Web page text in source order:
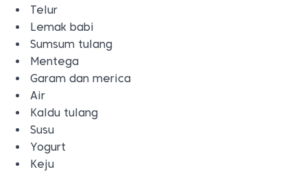
Telur
Lemak babi
Sumsum tulang
Mentega
Garam dan merica
Air
Kaldu tulang
Susu
Yogurt
Keju